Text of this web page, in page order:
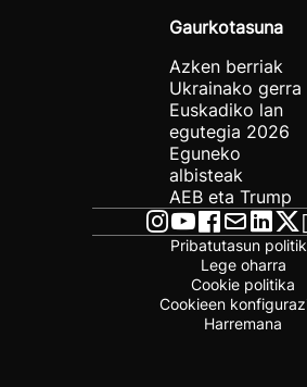
Gaurkotasuna
Azken berriak
Ukrainako gerra
Euskadiko lan
egutegia 2026
Eguneko
albisteak
AEB eta Trump
Pribatutasun
Lege oharra
Cookie politika
Cookieen
Harremana